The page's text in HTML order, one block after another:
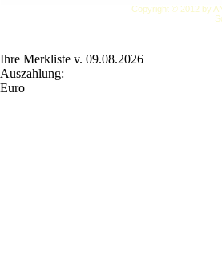
Copyright © 2012 by
Ihre Merkliste v. 09.08.2026
Auszahlung:
Euro